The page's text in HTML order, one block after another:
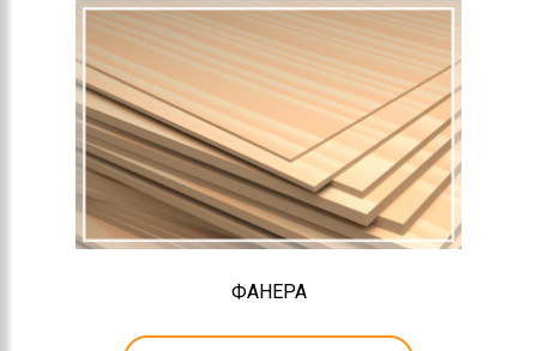
ФАНЕРА